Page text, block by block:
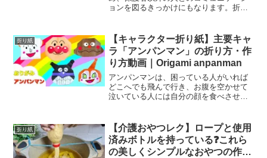
スマス飾りにも使える⭐音声解説
Christmas
ョンを図るきっかけにもなります。折り
ション力を育むことができるでしょう。
また、近年、折り紙は海外...
折り紙
【キャラクター折り紙】主要キャ
ラ「アンパンマン」の折り方・作
り方動画｜Origami anpanman
アンパンマンは、困っている人がいれば
どこへでも飛んで行き、お腹を空かせて
泣いている人には自分の顔を食べさせて
「バイキン星」からやって来たばいきん
まんであった。それいけ!...
折り紙
【介護おやつレク】ロープと使用
済みボトルを持っている❓これら
の美しくシンプルなおやつの作り